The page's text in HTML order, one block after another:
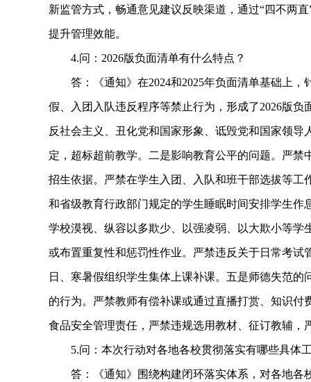
新监管方式，畅通意见建议反映渠道，通过“四不两
提升管理效能。
4.问：2026版负面清单有什么特点？
答：《通知》在2024和2025年负面清单基础上，
假、入团入队违反程序等禁止行为，形成了2026版
反社会主义、丑化党和国家形象、诋毁党和国家领
定，超标超前教学。二是影响教育公平的问题。严
招生依据。严禁在学生入团、入队和班干部选拔等
和省级教育行政部门规定的学生睡眠时间安排学生
学校漠视、纵容以多欺少、以强凌弱、以大欺小等
或布置重复性和惩罚性作业。严禁违反关于日常考
日、寒暑假组织学生集体上课补课。五是师德失范
的行为。严禁教师有偿补课或通过直播打赏、知识
食品安全管理责任，严禁违规选用教材、征订教辅
5.问：本次行动对各地各校贯彻落实有哪些具体
答：《通知》围绕构建闭环落实体系，对各地各